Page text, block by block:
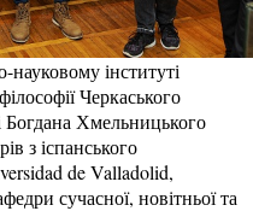
інституті
Черкаського
Богдана Хмельницького
з іспанського
de Valladolid,
сучасної, новітньої та